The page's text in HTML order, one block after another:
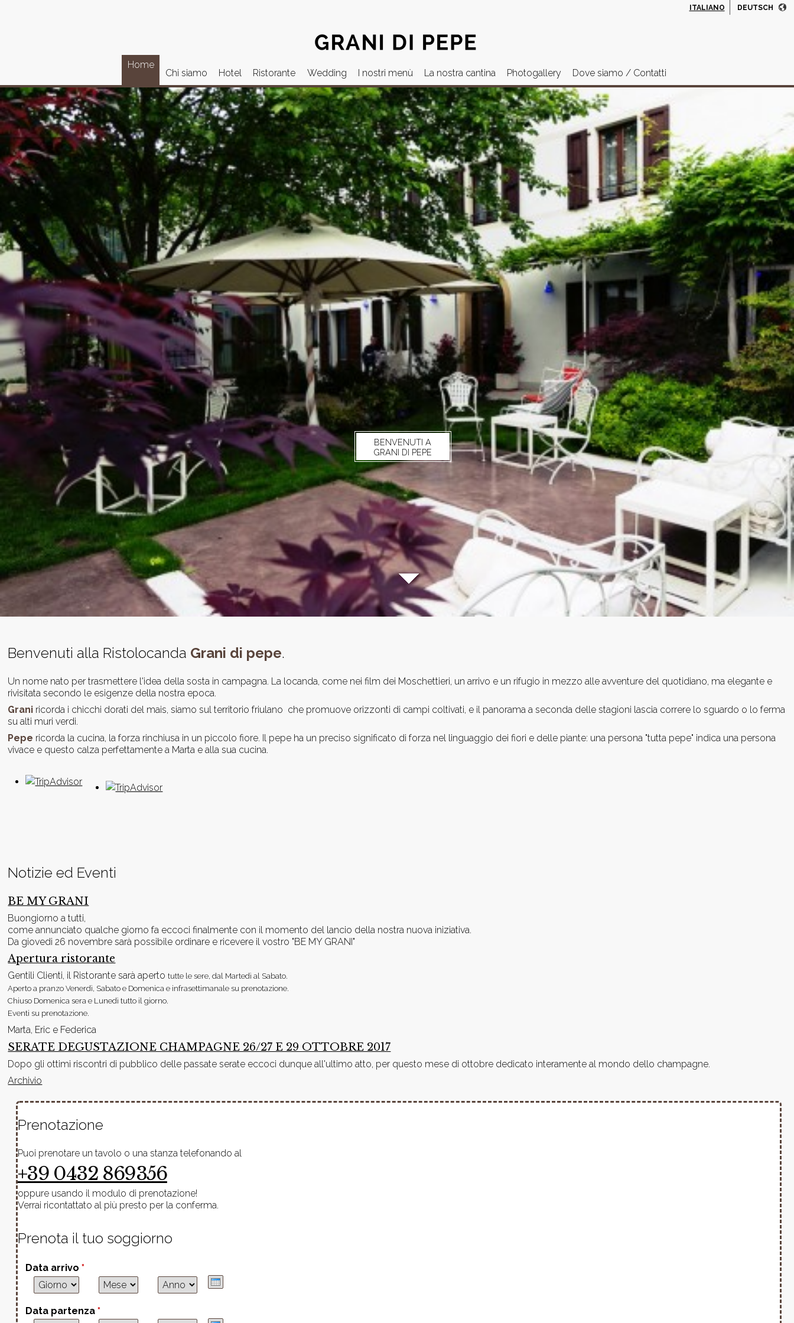
ITALIANO DEUTSCH
Home
Chi siamo Hotel Ristorante Wedding I nostri menù La nostra cantina Photogallery Dove siamo / Contatti
BENVENUTI A
GRANI DI PEPE
Benvenuti alla Ristolocanda Grani di pepe.
Un nome nato per trasmettere l'idea della sosta in campagna. La locanda, come nei film dei Moschettieri, un arrivo e un rifugio in mezzo alle avventure del quotidiano, ma elegante e
rivisitata secondo le esigenze della nostra epoca.
Grani ricorda i chicchi dorati del mais, siamo sul territorio friulano che promuove orizzonti di campi coltivati, e il panorama a seconda delle stagioni lascia correre lo sguardo o lo ferma
su alti muri verdi.
Pepe ricorda la cucina, la forza rinchiusa in un piccolo fiore. Il pepe ha un preciso significato di forza nel linguaggio dei fiori e delle piante: una persona "tutta pepe" indica una persona
vivace e questo calza perfettamente a Marta e alla sua cucina.
Notizie ed Eventi
BE MY GRANI
Buongiorno a tutti,
come annunciato qualche giorno fa eccoci finalmente con il momento del lancio della nostra nuova iniziativa.
Da giovedi 26 novembre sarà possibile ordinare e ricevere il vostro "BE MY GRANI"
Apertura ristorante
Gentili Clienti, il Ristorante sarà apertotutte le sere, dal Martedì al Sabato.
Aperto a pranzo Venerdì, Sabato e Domenica e infrasettimanale su prenotazione.
Chiuso Domenica sera e Lunedì tutto il giorno.
Eventi su prenotazione.
Marta, Eric e Federica
SERATE DEGUSTAZIONE CHAMPAGNE 26/27 E 29 OTTOBRE 2017
Dopo gli ottimi riscontri di pubblico delle passate serate eccoci dunque all'ultimo atto, per questo mese di ottobre dedicato interamente al mondo dello champagne.
Archivio
Prenotazione
Puoi prenotare un tavolo o una stanza telefonando al
+39 0432 869356
oppure usando il modulo di prenotazione!
Verrai ricontattato al più presto per la conferma.
Prenota il tuo soggiorno
Data arrivo *
Giorno
Mese Anno
Data partenza *